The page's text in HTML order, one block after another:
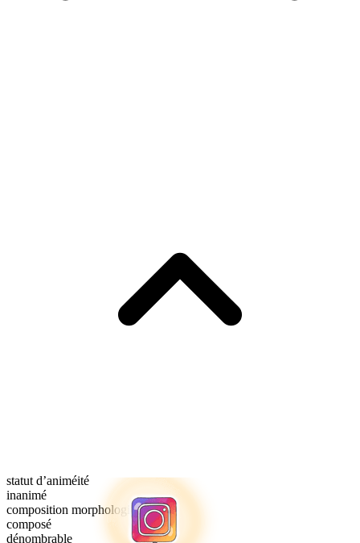
statut d’animéité
inanimé
composition morphologique
composé
dénombrable